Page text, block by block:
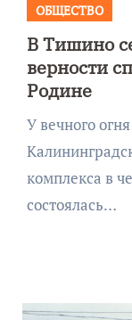
ОБЩЕСТВО
В Тишино
верности
Родине
У вечного огня главного воинского мемориала
комплекса в
состоялась…